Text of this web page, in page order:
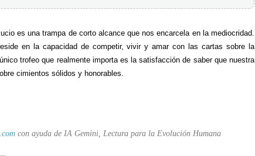
es una trampa de corto alcance que nos encarcela en la mediocridad.
en la capacidad de competir, vivir y amar con las cartas sobre la
trofeo que realmente importa es la satisfacción de saber que nuestra
cimientos sólidos y honorables.
con ayuda de IA Gemini, Lectura para la Evolución Humana